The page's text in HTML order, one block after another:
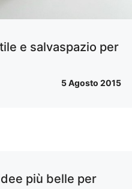
e salvaspazio per
5 Agosto 2015
più belle per